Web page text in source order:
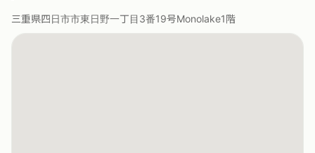
三重県四日市市東日野一丁目3番19号Monolake1階